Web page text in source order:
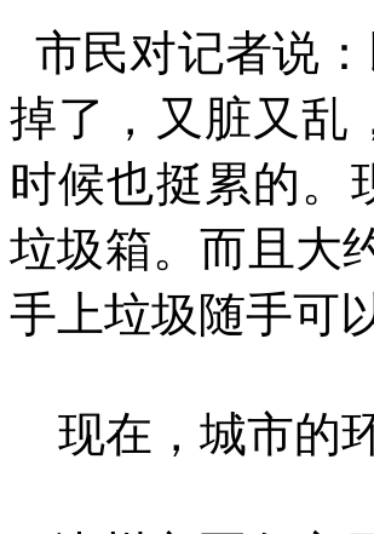
市民对记者说
掉了，又脏又乱
时候也挺累的。
垃圾箱。而且大
手上垃圾随手可
现在，城市的